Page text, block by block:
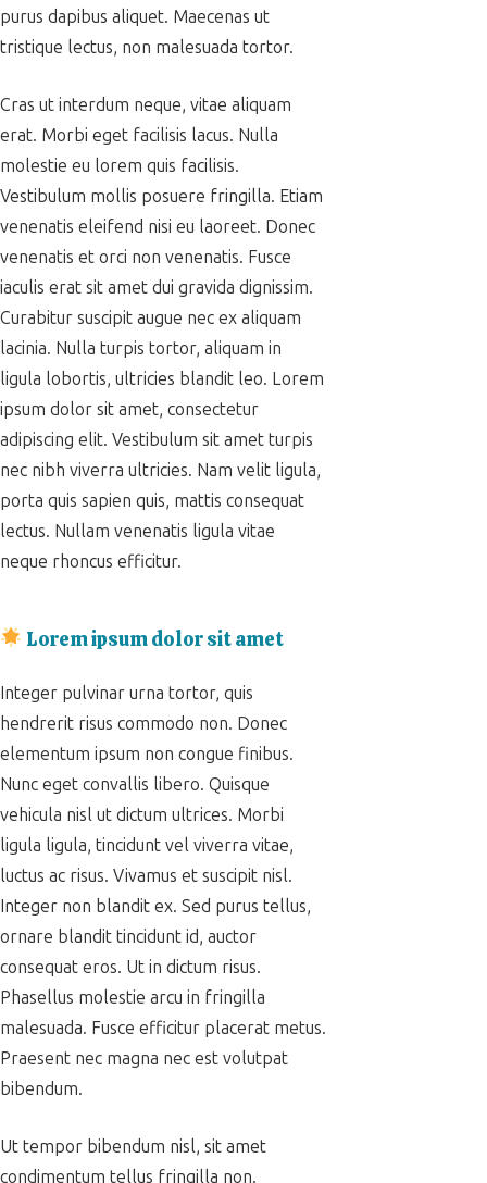
purus dapibus aliquet. Maecenas ut
tristique lectus, non malesuada tortor.
Cras ut interdum neque, vitae aliquam
erat. Morbi eget facilisis lacus. Nulla
molestie eu lorem quis facilisis.
Vestibulum mollis posuere fringilla. Etiam
venenatis eleifend nisi eu laoreet. Donec
venenatis et orci non venenatis. Fusce
iaculis erat sit amet dui gravida dignissim.
Curabitur suscipit augue nec ex aliquam
lacinia. Nulla turpis tortor, aliquam in
ligula lobortis, ultricies blandit leo. Lorem
ipsum dolor sit amet, consectetur
adipiscing elit. Vestibulum sit amet turpis
nec nibh viverra ultricies. Nam velit ligula,
porta quis sapien quis, mattis consequat
lectus. Nullam venenatis ligula vitae
neque rhoncus efficitur.
Lorem ipsum dolor sit amet
Integer pulvinar urna tortor, quis
hendrerit risus commodo non. Donec
elementum ipsum non congue finibus.
Nunc eget convallis libero. Quisque
vehicula nisl ut dictum ultrices. Morbi
ligula ligula, tincidunt vel viverra vitae,
luctus ac risus. Vivamus et suscipit nisl.
Integer non blandit ex. Sed purus tellus,
ornare blandit tincidunt id, auctor
consequat eros. Ut in dictum risus.
Phasellus molestie arcu in fringilla
malesuada. Fusce efficitur placerat metus.
Praesent nec magna nec est volutpat
bibendum.
Ut tempor bibendum nisl, sit amet
condimentum tellus fringilla non.